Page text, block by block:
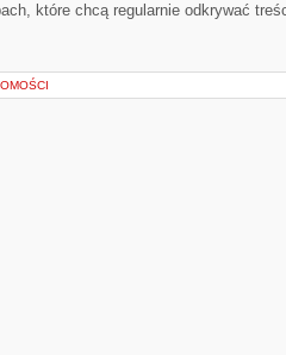
które chcą regularnie odkrywać